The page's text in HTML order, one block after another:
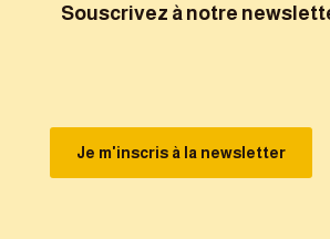
Souscrivez à notre
Je m'inscris à la newsletter